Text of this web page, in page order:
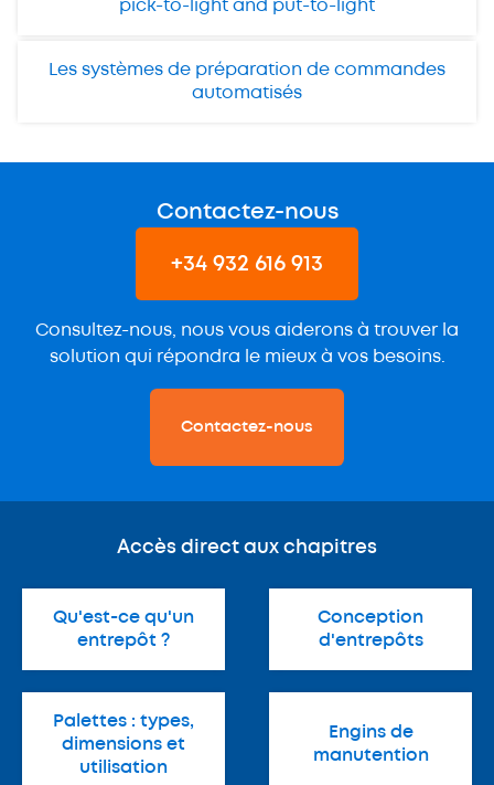
pick-to-light and put-to-light
Les systèmes de préparation de commandes
automatisés
Contactez-nous
+34 932 616 913
Consultez-nous, nous vous aiderons à trouver la
solution qui répondra le mieux à vos besoins.
Contactez-nous
Accès direct aux chapitres
Qu'est-ce qu'un
entrepôt ?
Conception
d'entrepôts
Palettes : types,
dimensions et
utilisation
Engins de
manutention